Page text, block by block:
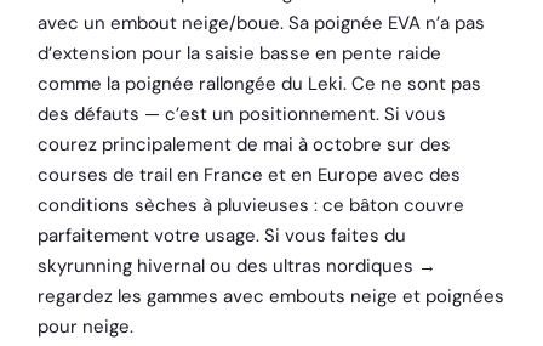
avec un embout neige/boue. Sa poignée EVA n’a pas
d’extension pour la saisie basse en pente raide
comme la poignée rallongée du Leki. Ce ne sont pas
des défauts — c’est un positionnement. Si vous
courez principalement de mai à octobre sur des
courses de trail en France et en Europe avec des
conditions sèches à pluvieuses : ce bâton couvre
parfaitement votre usage. Si vous faites du
skyrunning hivernal ou des ultras nordiques →
regardez les gammes avec embouts neige et poignées
pour neige.